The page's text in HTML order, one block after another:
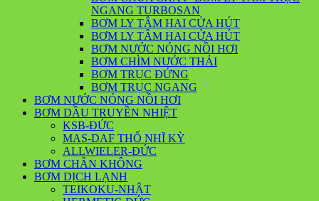
NGANG TURBOSAN
BƠM LY TÂM HAI CỬA HÚT
BƠM LY TÂM HAI CỬA HÚT
BƠM NƯỚC NÓNG NỒI HƠI
BƠM CHÌM NƯỚC THẢI
BƠM TRỤC ĐỨNG
BƠM TRỤC NGANG
BƠM NƯỚC NÓNG NỒI HƠI
BƠM DẦU TRUYỀN NHIỆT
KSB-ĐỨC
MAS-DAF THỔ NHĨ KỲ
ALLWIELER-ĐỨC
BƠM CHÂN KHÔNG
BƠM DỊCH LẠNH
TEIKOKU-NHẬT